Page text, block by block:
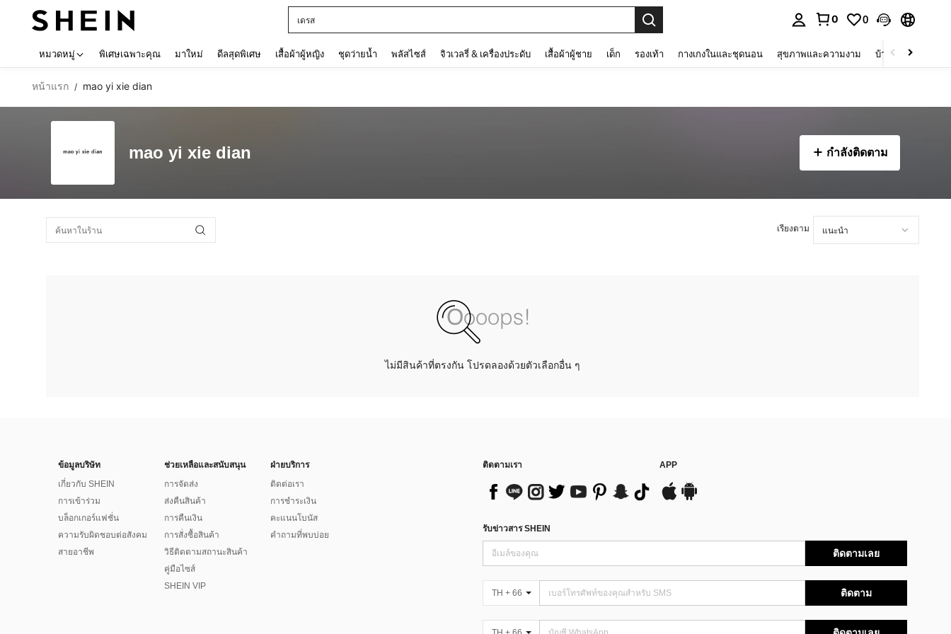
เดรส
0 0
หมวดหมู่ พิเศษเฉพาะคุณ มาใหม่ ดีลสุดพิเศษ เสื้อผ้าผู้หญิง ชุดว่ายน้ำ พลัสไซส์ จิวเวลรี่ & เครื่องประดับ เสื้อผ้าผู้ชาย เด็ก รองเท้า กางเกงในและชุดนอน สุขภาพและความงาม บ้านและที่อยู่อาศัย
หน้าแรก / mao yi xie dian
mao yi xie dian กำลังติดตาม
เรียงตาม
ไม่มีสินค้าที่ตรงกัน โปรดลองด้วยตัวเลือกอื่น ๆ
ข้อมูลบริษัท
เกี่ยวกับ SHEIN
การเข้าร่วม
บล็อกเกอร์แฟชั่น
ความรับผิดชอบต่อสังคม
สายอาชีพ
ช่วยเหลือและสนับสนุน
การจัดส่ง
ส่งคืนสินค้า
การคืนเงิน
การสั่งซื้อสินค้า
วิธีติดตามสถานะสินค้า
คู่มือไซส์
SHEIN VIP
ฝ่ายบริการ
ติดต่อเรา
การชำระเงิน
คะแนนโบนัส
คำถามที่พบบ่อย
ติดตามเรา APP
รับข่าวสาร SHEIN
ติดตามเลย
TH + 66 ติดตาม